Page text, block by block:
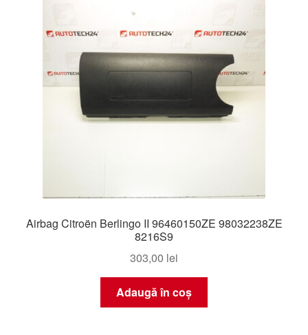
Airbag Citroën Berlingo II 96460150ZE 98032238ZE
8216S9
303,00 lei
Adaugă în coș